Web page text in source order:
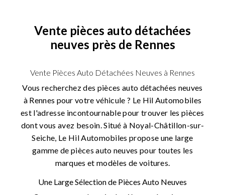
Vente pièces auto détachées
neuves près de Rennes
Vente Pièces Auto Détachées Neuves à Rennes
Vous recherchez des pièces auto détachées neuves
à Rennes pour votre véhicule ? Le Hil Automobiles
est l'adresse incontournable pour trouver les pièces
dont vous avez besoin. Situé à Noyal-Châtillon-sur-
Seiche, Le Hil Automobiles propose une large
gamme de pièces auto neuves pour toutes les
marques et modèles de voitures.
Une Large Sélection de Pièces Auto Neuves